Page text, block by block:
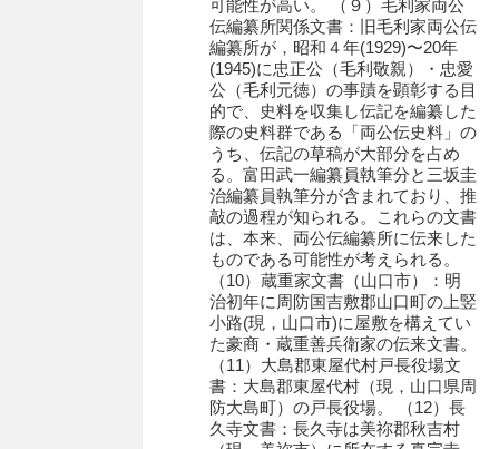
恵良宏収集文書
可能性が高い。 （９）毛利家両公
伝編纂所関係文書：旧毛利家両公伝
編纂所が，昭和４年(1929)〜20年
(1945)に忠正公（毛利敬親）・忠愛
公（毛利元徳）の事蹟を顕彰する目
的で、史料を収集し伝記を編纂した
際の史料群である「両公伝史料」の
うち、伝記の草稿が大部分を占め
る。富田武一編纂員執筆分と三坂圭
治編纂員執筆分が含まれており、推
敲の過程が知られる。これらの文書
は、本来、両公伝編纂所に伝来した
ものである可能性が考えられる。
（10）蔵重家文書（山口市）：明
治初年に周防国吉敷郡山口町の上竪
小路(現，山口市)に屋敷を構えてい
た豪商・蔵重善兵衛家の伝来文書。
（11）大島郡東屋代村戸長役場文
書：大島郡東屋代村（現，山口県周
防大島町）の戸長役場。 （12）長
久寺文書：長久寺は美祢郡秋吉村